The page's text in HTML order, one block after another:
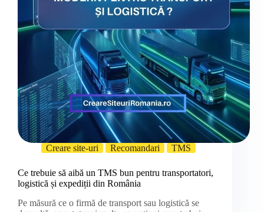
Creare site-uri Recomandari TMS
Ce trebuie să aibă un TMS bun pentru transportatori,
logistică și expediții din România
Pe măsură ce o firmă de transport sau logistică se